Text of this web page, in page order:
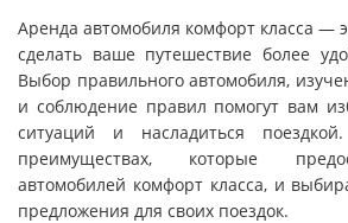
Аренда автомобиля комфорт класса —
сделать ваше путешествие более
Выбор правильного автомобиля,
и соблюдение правил помогут вам
ситуаций и насладиться
преимуществах, которые
автомобилей комфорт класса, и
предложения для своих поездок.